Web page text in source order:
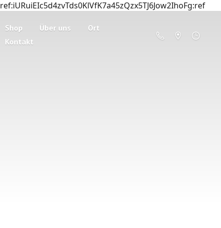
ref:iURuiEIc5d4zvTds0KlVfK7a45zQzx5TJ6Jow2IhoFg:ref
Shop Über uns
Ort
Kontakt